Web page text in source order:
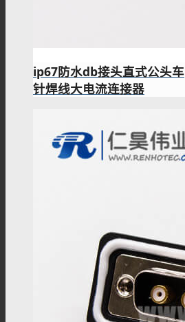
ip67防水db接头直式公头车
针焊线大电流连接器